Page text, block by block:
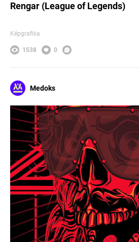
Rengar (League of Legends)
Képgrafika
1538 0
Medoks